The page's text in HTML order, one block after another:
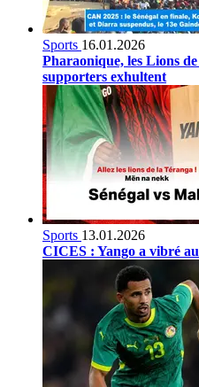
Sports 16.01.2026
Pharaonique, les Lions
supporters exhultent
Sports 13.01.2026
CICES : Yango a vibré